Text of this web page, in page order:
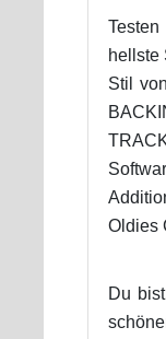
hellste
Stil
Oldies
Du